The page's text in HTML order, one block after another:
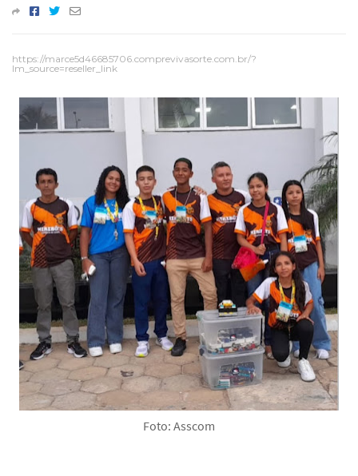
https://marce5d46685706.comprevivasorte.com.br/?
lm_source=reseller_link
Foto: Asscom